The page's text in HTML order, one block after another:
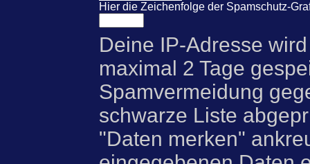
Hier die Zeichenfolge der Spamschutz-
Deine IP-Adresse
maximal 2 Tage
Spamvermeidung
schwarze Liste
"Daten merken"